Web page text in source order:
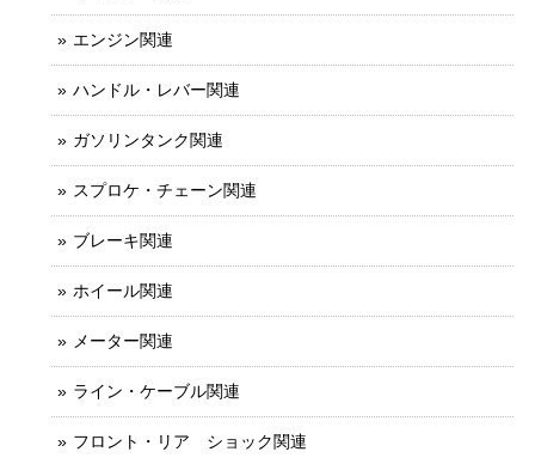
エンジン関連
ハンドル・レバー関連
ガソリンタンク関連
スプロケ・チェーン関連
ブレーキ関連
ホイール関連
メーター関連
ライン・ケーブル関連
フロント・リア ショック関連